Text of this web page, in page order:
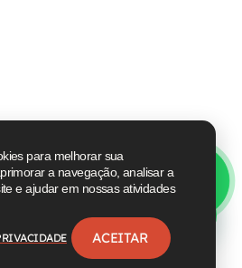
para melhorar sua
a navegação, analisar a
e ajudar em nossas atividades
ACEITAR